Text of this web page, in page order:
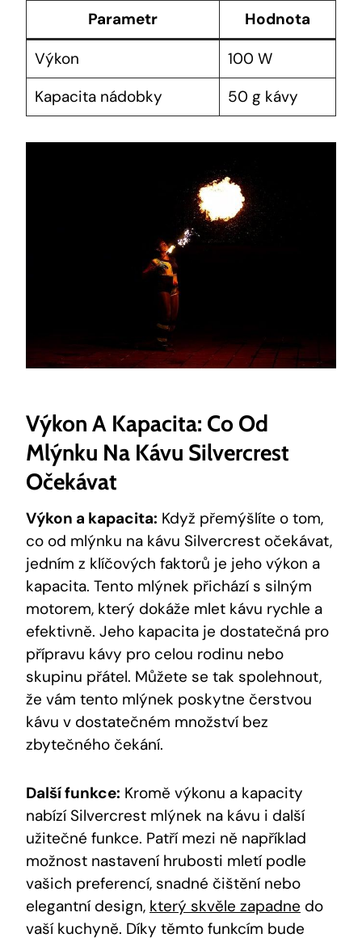
Parametr
Hodnota
Výkon
100 W
Kapacita nádobky
50 g kávy
Výkon A‍ Kapacita: Co Od
Mlýnku Na Kávu ⁣Silvercrest
Očekávat
Výkon a ‌kapacita: Když přemýšlíte o tom,
co od mlýnku na kávu Silvercrest očekávat,
jedním ⁢z klíčových ​faktorů‍ je jeho výkon a
kapacita. ‍Tento ⁤mlýnek přichází s silným⁢
motorem, který dokáže mlet kávu rychle a
efektivně. ⁣Jeho kapacita ‌je dostatečná pro
přípravu kávy‍ pro celou rodinu nebo
skupinu přátel. Můžete se tak spolehnout,
že ⁢vám tento mlýnek poskytne čerstvou
kávu⁣ v dostatečném množství ‌bez
zbytečného čekání.
Další funkce: Kromě výkonu a kapacity‍
nabízí Silvercrest mlýnek na kávu i další
užitečné funkce.‍ Patří mezi‍ ně například
možnost nastavení hrubosti mletí podle
vašich ⁣preferencí, snadné čištění nebo
elegantní design, ⁢ který skvěle zapadne ‍do ​
vaší kuchyně. Díky těmto​ funkcím​ bude